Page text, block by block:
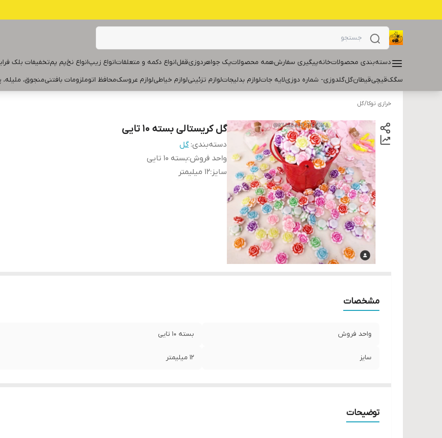
دسته‌بندی محصولاتخانهپیگیری سفارشهمه محصولاتپک جواهردوزیقفلانواع دکمه و متعلقاتانواع زیپانواع نخپم پمتخفیفات بلک
سگکقیچیقیطانگلگلدوزی- شماره دوزیلایه جاتلوازم بدلیجاتلوازم تزئینیلوازم خیاطیلوازم عروسکمحافظ اتوملزومات بافتنیمنجوق، ملیله،
خرازی توکا/گل
گل کریستالی بسته ۱۰ تایی
دسته‌بندی:گل
واحد فروش:بسته ۱۰ تایی
سایز :۱۲ میلیمتر
مشخصات
واحد فروش بسته ۱۰ تایی
سایز ۱۲ میلیمتر
توضیحات